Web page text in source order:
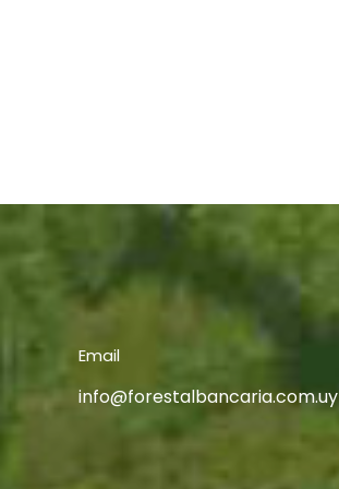
Email
info@forestalbancaria.com.uy